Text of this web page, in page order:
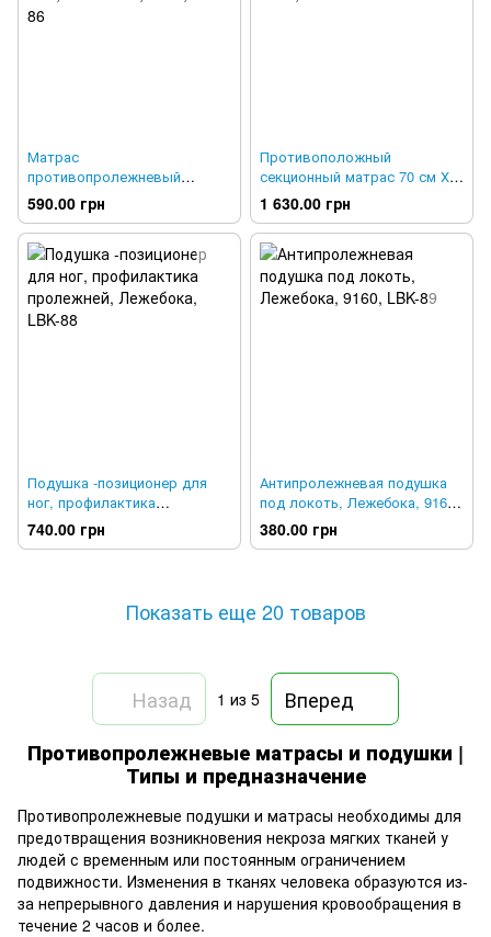
Матрас
противопролежневый
секционный 50см х 50см х
8см, Лежебока, 9108, LBK-86
590.00 грн
Противоположный
секционный матрас 70 см Х
180 см х 8см, Лежебока,
9287, LBK-87
1 630.00 грн
Подушка -позиционер для
ног, профилактика
пролежней, Лежебока, LBK-
88
740.00 грн
Антипролежневая подушка
под локоть, Лежебока, 9160,
LBK-89
380.00 грн
Показать еще 20 товаров
Назад 1 из 5
Вперед
Противопролежневые матрасы и подушки |
Типы и предназначение
Противопролежневые подушки и матрасы необходимы для
предотвращения возникновения некроза мягких тканей у
людей с временным или постоянным ограничением
подвижности. Изменения в тканях человека образуются из-
за непрерывного давления и нарушения кровообращения в
течение 2 часов и более.